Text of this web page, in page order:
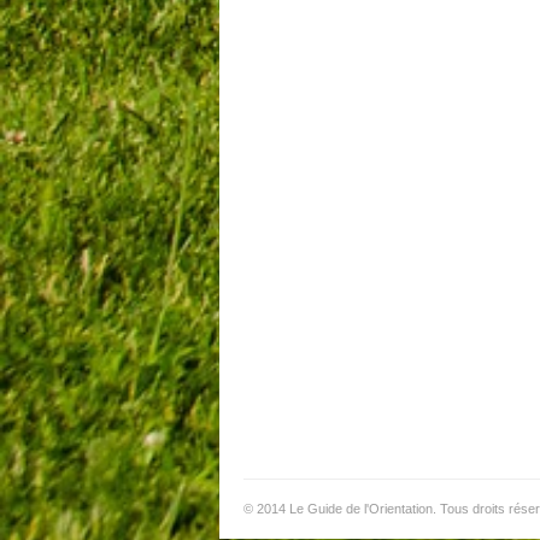
© 2014 Le Guide de l'Orientation. Tous droits